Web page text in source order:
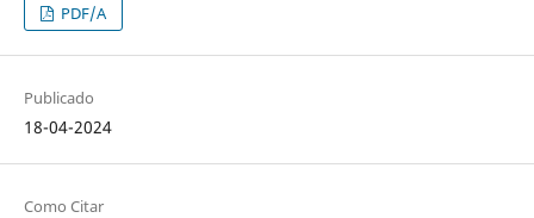
PDF/A
Publicado
18-04-2024
Como Citar